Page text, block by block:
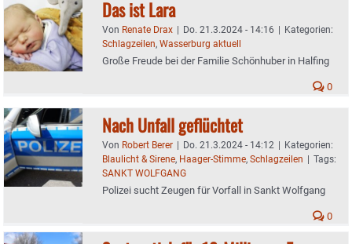
Das ist Lara
Von Renate Drax | Do. 21.3.2024 - 14:16 | Kategorien:
Schlagzeilen, Wasserburg aktuell
Große Freude bei der Familie Schönhuber in Halfing
0
Nach Unfall geflüchtet
Von Robert Berer | Do. 21.3.2024 - 14:12 | Kategorien:
Blaulicht & Sirene, Haager-Stimme, Schlagzeilen | Tags:
SANKT WOLFGANG
Polizei sucht Zeugen für Vorfall in Sankt Wolfgang
0